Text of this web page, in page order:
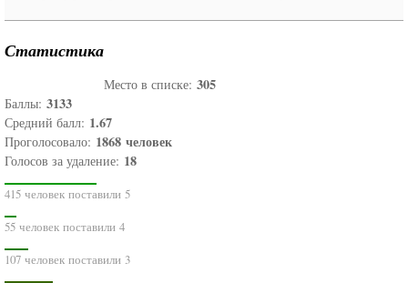
Статистика
Место в списке: 305
Баллы: 3133
Средний балл: 1.67
Проголосовало: 1868 человек
Голосов за удаление: 18
415 человек поставили 5
55 человек поставили 4
107 человек поставили 3